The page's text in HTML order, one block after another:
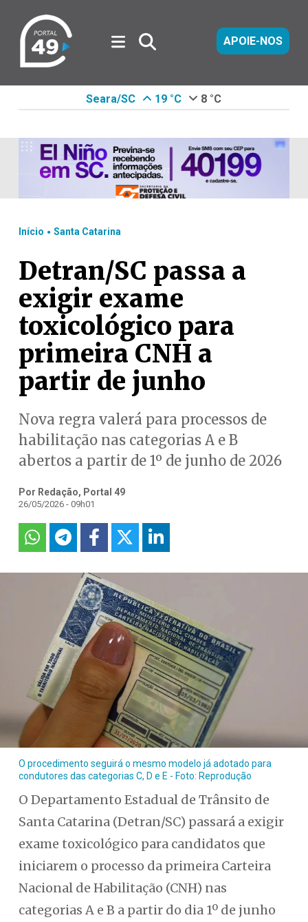
APOIE-NOS
Seara/SC 19 °C 8 °C
Início . Santa Catarina
Detran/SC passa a
exigir exame
toxicológico para
primeira CNH a
partir de junho
Nova regra valerá para processos de
habilitação nas categorias A e B
abertos a partir de 1º de junho de 2026
Por Redação, Portal 49
26/05/2026 - 09h01
O procedimento seguirá o mesmo modelo já adotado para
condutores das categorias C, D e E - Foto: Reprodução
O Departamento Estadual de Trânsito de
Santa Catarina (Detran/SC) passará a exigir
exame toxicológico para candidatos que
iniciarem o processo da primeira Carteira
Nacional de Habilitação (CNH) nas
categorias A e B a partir do dia 1º de junho